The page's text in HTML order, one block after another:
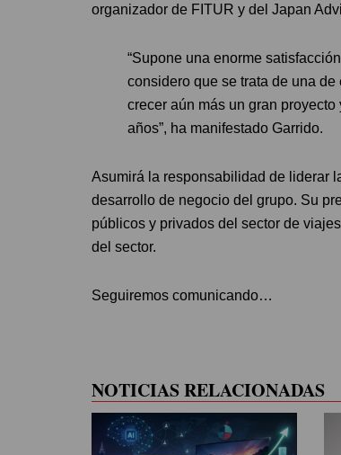
organizador de FITUR y del Japan
“Supone una enorme
considero que se trata de una
crecer aún más un gran proyecto
años”, ha manifestado Garrido.
Asumirá la responsabilidad de liderar
desarrollo de negocio del grupo. Su
públicos y privados del sector de
del sector.
Seguiremos comunicando…
NOTICIAS RELACIONADAS